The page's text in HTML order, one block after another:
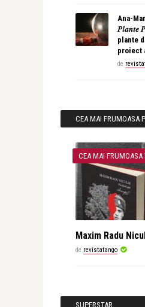
Ana-
𝑃𝑙𝑎𝑛𝑡𝑒
plante
proiect
de
CEA MAI FRUMOASA
CEA MAI FRUMOASA
Maxim Radu
de revistatango
SUPERSTAR